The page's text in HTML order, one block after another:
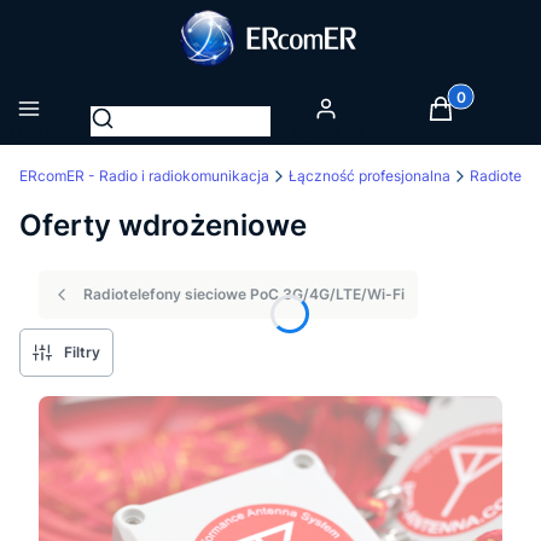
Otwórz wyszukiwarkę Produkty w
ERcomER - Radio i radiokomunikacja Łączność profesjonalna
Oferty wdrożeniowe
Radiotelefony sieciowe PoC 3G/4G/LTE/Wi-Fi
Filtry